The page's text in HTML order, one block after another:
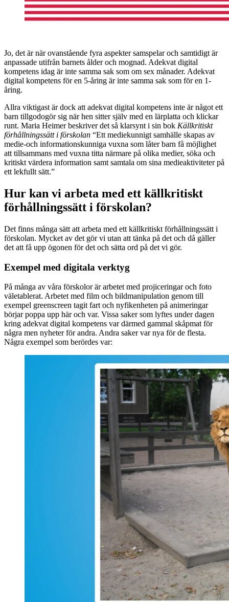
Jo, det är när ovanstående fyra aspekter samspelar och samtidigt är
anpassade utifrån barnets ålder och mognad. Adekvat digital
kompetens idag är inte samma sak som om sex månader. Adekvat
digital kompetens för en 5-åring är inte samma sak som för en 1-
åring.
Allra viktigast är dock att adekvat digital kompetens inte är något ett
barn tillgodogör sig när hen sitter själv med en lärplatta och klickar
runt. Maria Heimer beskriver det så klarsynt i sin bok Källkritiskt
förhållningssätt i förskolan “Ett mediekunnigt samhälle skapas av
medie-och informationskunniga vuxna som låter barn få möjlighet
att tillsammans med vuxna titta närmare på olika medier, söka och
kritiskt värdera information samt samtala om sina medieaktiviteter på
ett lekfullt sätt.”
Hur kan vi arbeta med ett källkritiskt
förhållningssätt i förskolan?
Det finns många sätt att arbeta med ett källkritiskt förhållningssätt i
förskolan. Mycket av det gör vi utan att tänka på det och då gäller
det att få upp ögonen för det och sätta ord på det vi gör.
Exempel med digitala verktyg
På många av våra förskolor är arbetet med projiceringar och foto
väletablerat. Arbetet med film och bildmanipulation genom till
exempel greenscreen tagit fart och nyfikenheten på animeringar
börjar poppa upp här och var. Vissa saker som lyftes under dagen
kring adekvat digital kompetens var därmed gammal skåpmat för
några men nyheter för andra. Andra saker var nya för de flesta.
Några exempel som berördes var: